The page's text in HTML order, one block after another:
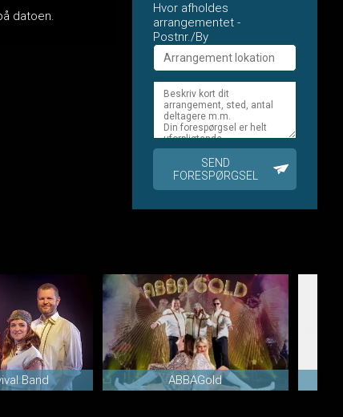
datoen.
Hvor afholdes
arrangementet -
Postnr./By
SEND
FORESPØRGSEL
Band ABBAGold